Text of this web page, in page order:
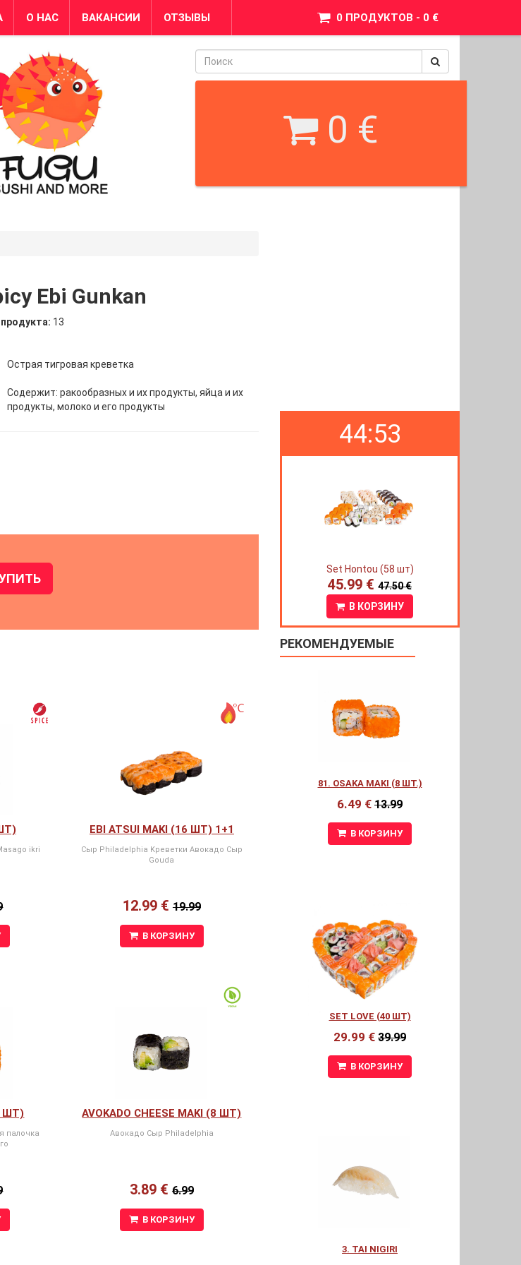
0 ПРОДУКТОВ - 0 €
О НАС ВАКАНСИИ ОТЗЫВЫ
0 €
44:52
Set Hontou (58 шт)
45.99 € 47.50 €
В КОРЗИНУ
РЕКОМЕНДУЕМЫЕ
81. OSAKA MAKI (8 ШТ.)
6.49 € 13.99
В КОРЗИНУ
SET LOVE (40 ШТ)
29.99 € 39.99
В КОРЗИНУ
3. TAI NIGIRI
Ebi Gunkan
13
Острая тигровая креветка
Содержит: ракообразных и их продукты, яйца и их
продукты, молоко и его продукты
ikri
EBI ATSUI MAKI (16 ШТ) 1+1
Сыр Philadelphia Kреветки Авокадо Сыр
Gouda
12.99 € 19.99
В КОРЗИНУ
ШТ)
палочка
AVOKADO CHEESE MAKI (8 ШТ)
Авокадо Сыр Philadelphia
3.89 € 6.99
В КОРЗИНУ